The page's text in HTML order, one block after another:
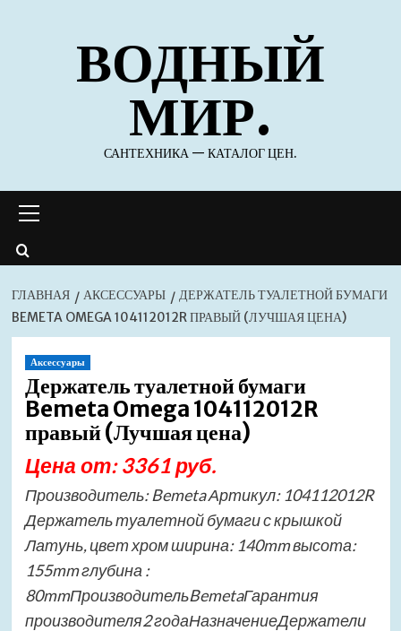
содержимомуВОДНЫЙ
МИР.
САНТЕХНИКА — КАТАЛОГ ЦЕН.
меню
ГЛАВНАЯ АКСЕССУАРЫ
ДЕРЖАТЕЛЬ ТУАЛЕТНОЙ БУМАГИ
BEMETA OMEGA 104112012R ПРАВЫЙ (ЛУЧШАЯ ЦЕНА)
Аксессуары
Держатель туалетной бумаги
Bemeta Omega 104112012R
правый (Лучшая цена)
Цена от: 3361 руб.
Производитель: Bemeta Артикул: 104112012R
Держатель туалетной бумаги с крышкой
Латунь, цвет хром ширина: 140mm высота:
155mm глубина :
80mmПроизводительBemetaГарантия
производителя2 годаНазначениеДержатели